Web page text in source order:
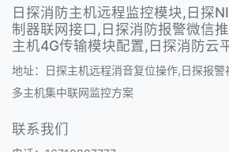
日探消防主机远程监控模块,日探
制器联网接口,日探消防报警微信
主机4G传输模块配置,日探消防云
地址：日探主机远程消音复位操作,日探报
多主机集中联网监控方案
联系我们